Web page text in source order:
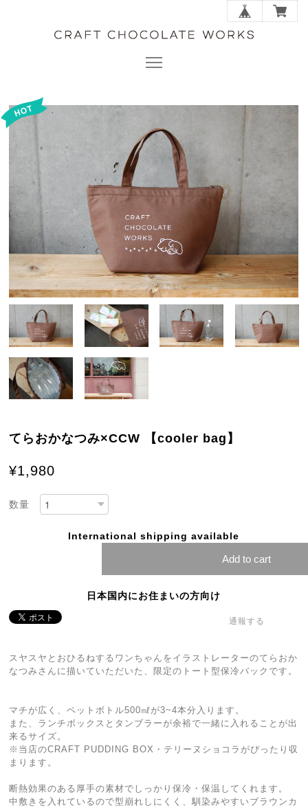
てらおかなつみ×CCW 【cooler bag】
¥1,980
数量
International shipping available
Add to cart
日本国内にお住まいの方向け
通報する
スヤスヤとおひるねするワンちゃんをイラストレーターのてらおか
なつみさんに描いていただいた、限定のトート型保冷バックです。
マチが広く、ペットボトル500㎖が3~4本分入ります。
また、ランチボックスとタンブラーが余裕で一緒に入れることが出
来るサイズ。
※当店のCRAFT PUDDING BOX・テリーヌショコラがぴったり収
まります。
断熱効果のある厚手の素材でしっかり保冷・保温してくれます。
中敷きを入れているので型崩れしにくく、馴染みやすいブラウンカ